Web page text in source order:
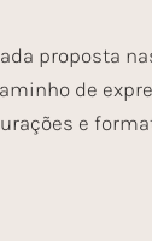
proposta
de
e